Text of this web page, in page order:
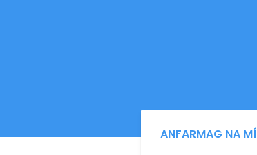
ANFARMAG NA